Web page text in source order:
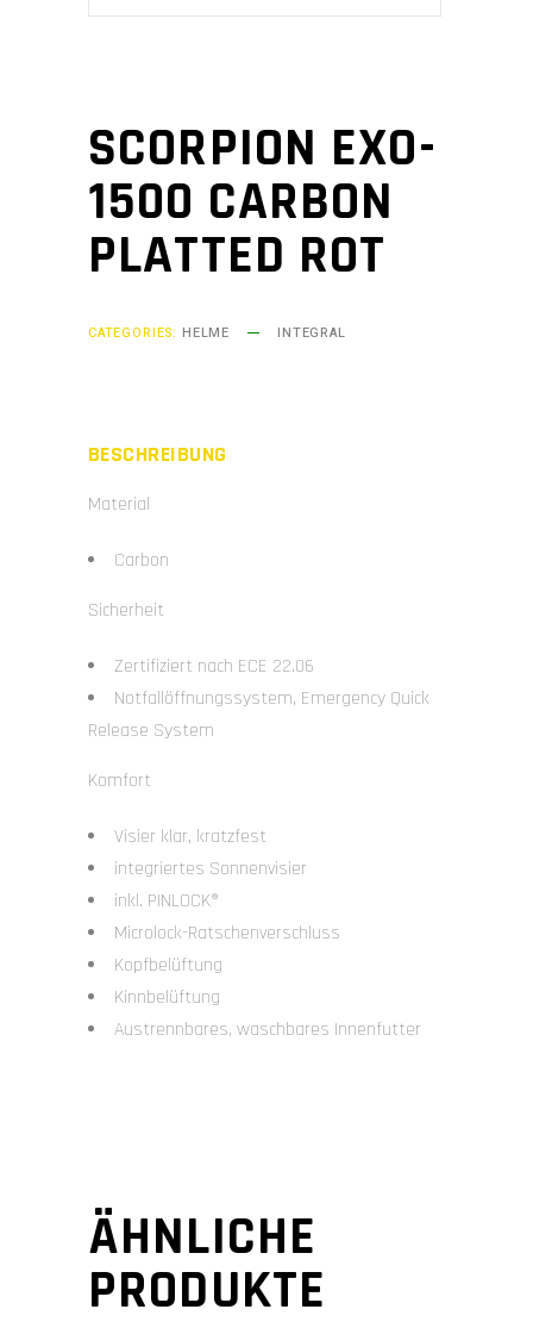
SCORPION EXO-
1500 CARBON
PLATTED ROT
CATEGORIES: HELME INTEGRAL
BESCHREIBUNG
Material
Carbon
Sicherheit
Zertifiziert nach ECE 22.06
Notfallöffnungssystem, Emergency Quick
Release System
Komfort
Visier klar, kratzfest
integriertes Sonnenvisier
inkl. PINLOCK®
Microlock-Ratschenverschluss
Kopfbelüftung
Kinnbelüftung
Austrennbares, waschbares Innenfutter
ÄHNLICHE
PRODUKTE